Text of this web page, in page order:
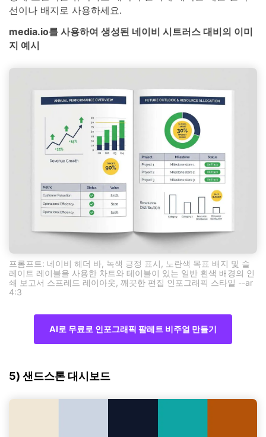
선이나 배지로 사용하세요.
media.io를 사용하여 생성된 네이비 시트러스 대비의 이미
지 예시
프롬프트: 네이비 헤더 바, 녹색 긍정 표시, 노란색 목표 배지 및 슬
레이트 레이블을 사용한 차트와 테이블이 있는 일반 흰색 배경의 인
쇄 보고서 스프레드 레이아웃, 깨끗한 편집 인포그래픽 스타일 --ar
4:3
AI로 무료로 인포그래픽 팔레트 비주얼 만들기
5) 샌드스톤 대시보드